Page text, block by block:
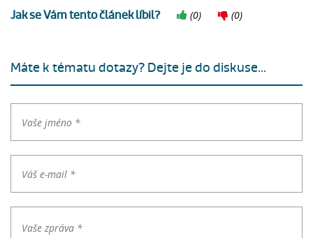
Jak se Vám tento článek líbil? (0) (0)
Máte k tématu dotazy? Dejte je do diskuse...